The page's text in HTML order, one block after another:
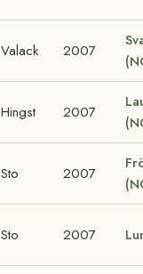
Valack 2007
Hingst 2007
Sto 2007
Sto 2007